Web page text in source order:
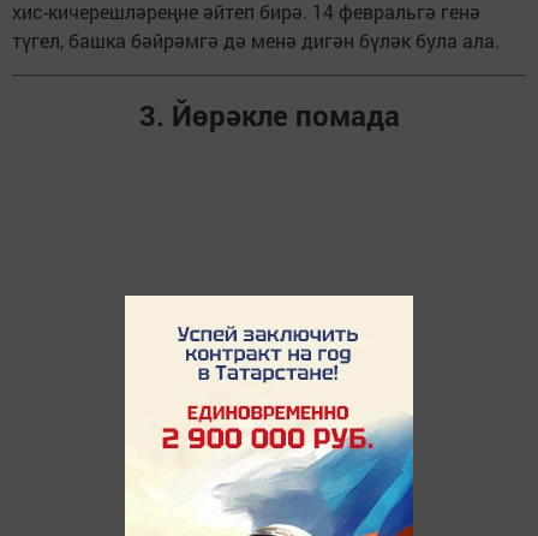
хис-кичерешләреңне әйтеп бирә. 14 февральгә генә
түгел, башка бәйрәмгә дә менә дигән бүләк була ала.
3. Йөрәкле помада